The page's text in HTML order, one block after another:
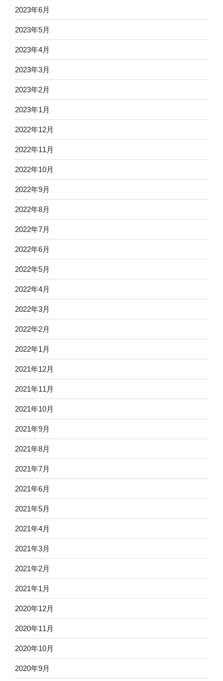
2023年6月
2023年5月
2023年4月
2023年3月
2023年2月
2023年1月
2022年12月
2022年11月
2022年10月
2022年9月
2022年8月
2022年7月
2022年6月
2022年5月
2022年4月
2022年3月
2022年2月
2022年1月
2021年12月
2021年11月
2021年10月
2021年9月
2021年8月
2021年7月
2021年6月
2021年5月
2021年4月
2021年3月
2021年2月
2021年1月
2020年12月
2020年11月
2020年10月
2020年9月